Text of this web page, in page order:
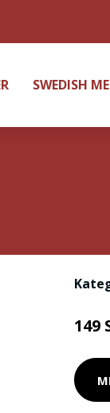
SWEDISH
149